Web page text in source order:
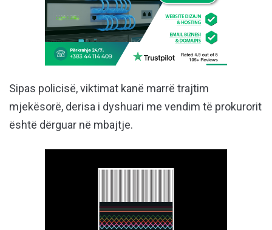
Sipas policisë, viktimat kanë marrë trajtim
mjekësorë, derisa i dyshuari me vendim të prokurorit
është dërguar në mbajtje.